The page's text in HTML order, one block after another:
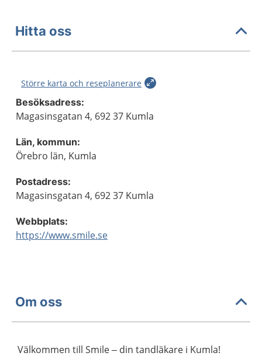
Hitta oss
Större karta och reseplanerare
Besöksadress:
Magasinsgatan 4, 692 37 Kumla
Län, kommun:
Örebro län, Kumla
Postadress:
Magasinsgatan 4, 692 37 Kumla
Webbplats:
https://www.smile.se
Om oss
Välkommen till Smile – din tandläkare i Kumla!